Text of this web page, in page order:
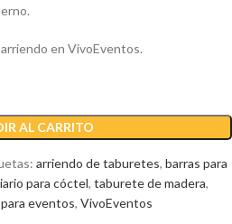
en VivoEventos.
AL CARRITO
arriendo de taburetes, barras para
para cóctel, taburete de madera,
eventos, VivoEventos